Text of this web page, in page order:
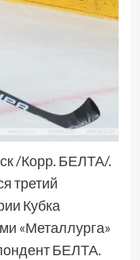
/Корр. БЕЛТА/.
третий
Кубка
«Металлурга»
БЕЛТА.